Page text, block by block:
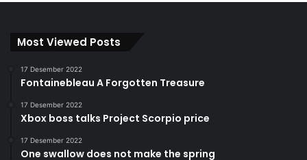
Most Viewed Posts
17 Desember 2022
Fontainebleau A Forgotten Treasure
17 Desember 2022
Xbox boss talks Project Scorpio price
17 Desember 2022
One swallow does not make the spring